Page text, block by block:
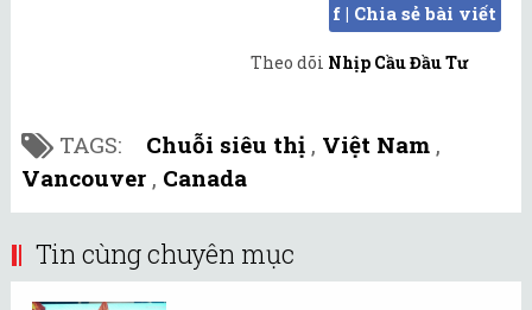
f | Chia sẻ bài viết
Theo dõi Nhịp Cầu Đầu Tư
TAGS: Chuỗi siêu thị , Việt Nam ,
Vancouver , Canada
Tin cùng chuyên mục